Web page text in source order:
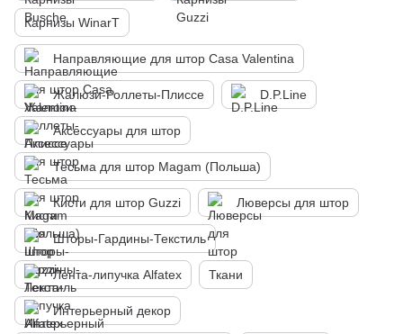
Карнизы WinarT
Направляющие для штор Casa Valentina
Жалюзи-Роллеты-Плиссе D.P.Line
Аксессуары для штор
Тесьма для штор Magam (Польша)
Кисти для штор Guzzi Люверсы для штор
Шторы-Гардины-Текстиль
Лента-липучка Alfatex Ткани
Интерьерный декор